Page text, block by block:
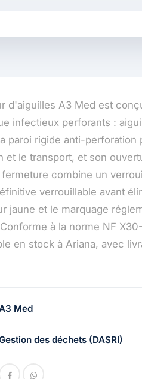
d'aiguilles A3 Med est
infectieux perforants :
paroi rigide anti-
et le transport, et son
combine un
verrouillable avant
jaune et le marquage
à la norme NF
en stock à Ariana, avec
Med
des déchets (DASRI)